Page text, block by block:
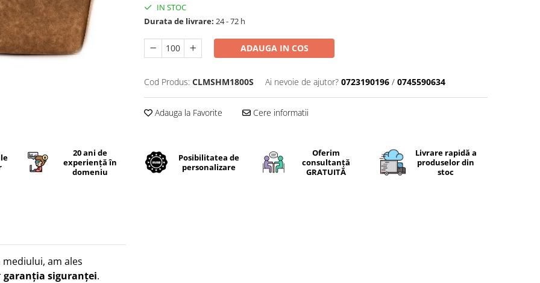
IN STOC
Durata de livrare: 24 - 72 h
ADAUGA IN COS
Cod Produs: CLMSHM1800S Ai nevoie de ajutor? 0723190196 / 0745590634
Adauga la Favorite Cere informatii
20 ani de
experiență în
domeniu
Posibilitatea de
personalizare
Oferim
consultanță
GRATUITĂ
Livrare rapidă a
produselor din
stoc
am ales
garanția siguranței.